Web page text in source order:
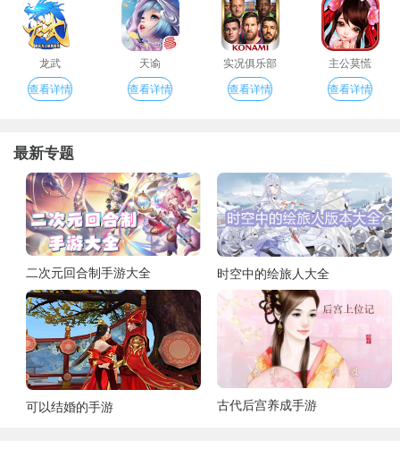
龙武
查看详情
天谕
查看详情
实况俱乐部
查看详情
主公莫慌
查看详情
最新专题
二次元回合制手游大全 时空中的绘旅人大全
可以结婚的手游 古代后宫养成手游